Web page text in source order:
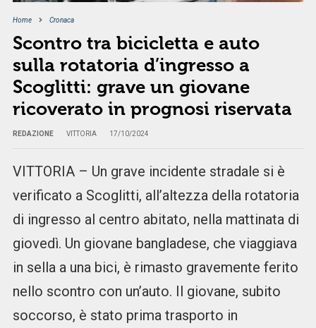
Home Cronaca
Scontro tra bicicletta e auto
sulla rotatoria d’ingresso a
Scoglitti: grave un giovane
ricoverato in prognosi riservata
REDAZIONE VITTORIA 17/10/2024
VITTORIA – Un grave incidente stradale si è
verificato a Scoglitti, all’altezza della rotatoria
di ingresso al centro abitato, nella mattinata di
giovedì. Un giovane bangladese, che viaggiava
in sella a una bici, è rimasto gravemente ferito
nello scontro con un’auto. Il giovane, subito
soccorso, è stato prima trasporto in